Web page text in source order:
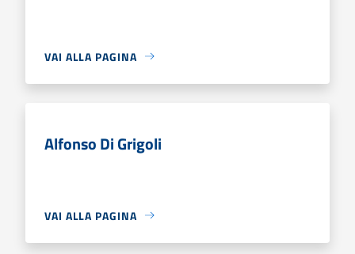
VAI ALLA PAGINA
Alfonso Di Grigoli
VAI ALLA PAGINA